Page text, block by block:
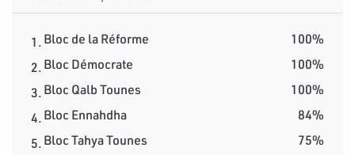
1.Bloc de la Réforme
100%
2.Bloc Démocrate
100%
3.Bloc Qalb Tounes
100%
4.Bloc Ennahdha
84%
5.Bloc Tahya Tounes
75%